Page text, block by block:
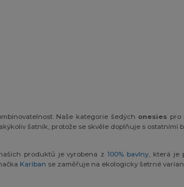
Naše kategorie šedých onesies pro
šatník, protože se skvěle doplňuje s ostatními
produktů je vyrobena z100% bavlny, která je
Kariban se zaměřuje na ekologicky šetrné